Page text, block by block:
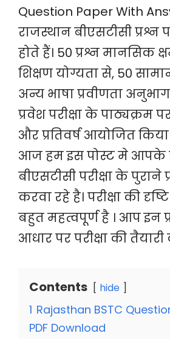
Question Paper With
राजस्थान बीएसटीसी प्रश्न
होते हैं। 50 प्रश्न मानसिक
शिक्षण योग्यता से, 50
अन्य भाषा प्रवीणता अनुभाग
प्रवेश परीक्षा के पाठ्यक्रम
और प्रतिवर्ष आयोजित किया
आज हम इस पोस्ट मे आपके
बीएसटीसी परीक्षा के पुराने
करवा रहे है। परीक्षा की
बहुत महत्वपूर्ण है । आप इन
आधार पर परीक्षा की
Contents hide
1 Rajasthan BSTC
PDF Download